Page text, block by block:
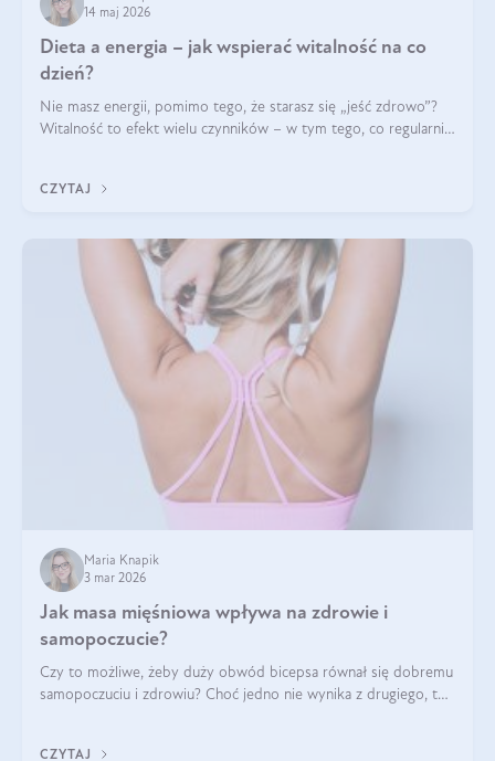
14 maj 2026
Dieta a energia – jak wspierać witalność na co
dzień?
Nie masz energii, pomimo tego, że starasz się „jeść zdrowo”?
Witalność to efekt wielu czynników – w tym tego, co regularnie
CZYTAJ
Maria Knapik
3 mar 2026
Jak masa mięśniowa wpływa na zdrowie i
samopoczucie?
Czy to możliwe, żeby duży obwód bicepsa równał się dobremu
samopoczuciu i zdrowiu? Choć jedno nie wynika z drugiego, to
CZYTAJ